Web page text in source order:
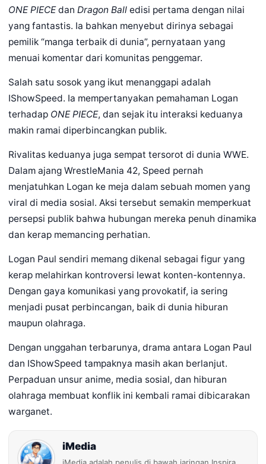
ONE PIECEdan Dragon Ball edisi pertama dengan nilai
yang fantastis. Ia bahkan menyebut dirinya sebagai
pemilik “manga terbaik di dunia”, pernyataan yang
menuai komentar dari komunitas penggemar.
Salah satu sosok yang ikut menanggapi adalah
IShowSpeed. Ia mempertanyakan pemahaman Logan
terhadap ONE PIECE, dan sejak itu interaksi keduanya
makin ramai diperbincangkan publik.
Rivalitas keduanya juga sempat tersorot di dunia WWE.
Dalam ajang WrestleMania 42, Speed pernah
menjatuhkan Logan ke meja dalam sebuah momen yang
viral di media sosial. Aksi tersebut semakin memperkuat
persepsi publik bahwa hubungan mereka penuh dinamika
dan kerap memancing perhatian.
Logan Paul sendiri memang dikenal sebagai figur yang
kerap melahirkan kontroversi lewat konten-kontennya.
Dengan gaya komunikasi yang provokatif, ia sering
menjadi pusat perbincangan, baik di dunia hiburan
maupun olahraga.
Dengan unggahan terbarunya, drama antara Logan Paul
dan IShowSpeed tampaknya masih akan berlanjut.
Perpaduan unsur anime, media sosial, dan hiburan
olahraga membuat konflik ini kembali ramai dibicarakan
warganet.
iMedia